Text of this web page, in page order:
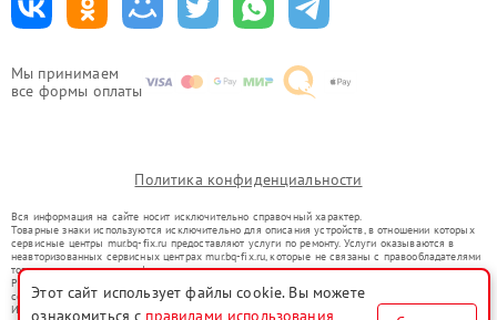
Мы принимаем
все формы оплаты
Политика конфиденциальности
Вся информация на сайте носит исключительно справочный характер.
Товарные знаки используются исключительно для описания устройств, в отношении которых
сервисные центры mur.bq-fix.ru предоставляют услуги по ремонту. Услуги оказываются в
неавторизованных сервисных центрах mur.bq-fix.ru, которые не связаны с правообладателями
товарных знаков или их официальными представителями.
Ремонт осуществляется для устройств, уже введенных в гражданский оборот в соответствии
со статьей 1487 ГК РФ.
Использование товарных знаков не преследует цели индивидуализации услуг или введения
Этот сайт использует файлы cookie. Вы можете
ознакомиться с правилами использования